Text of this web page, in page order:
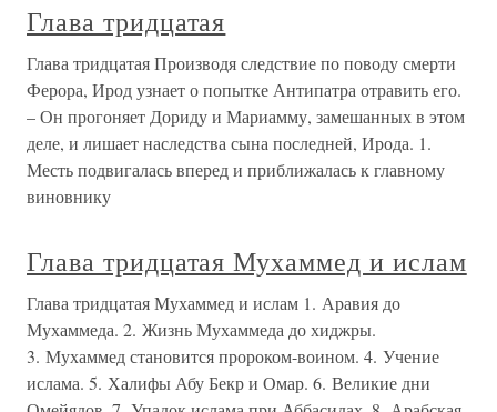
Глава тридцатая
Глава тридцатая Производя следствие по поводу смерти
Ферора, Ирод узнает о попытке Антипатра отравить его.
– Он прогоняет Дориду и Мариамму, замешанных в этом
деле, и лишает наследства сына последней, Ирода. 1.
Месть подвигалась вперед и приближалась к главному
виновнику
Глава тридцатая Мухаммед и ислам
Глава тридцатая Мухаммед и ислам 1. Аравия до
Мухаммеда. 2. Жизнь Мухаммеда до хиджры.
3. Мухаммед становится пророком-воином. 4. Учение
ислама. 5. Халифы Абу Бекр и Омар. 6. Великие дни